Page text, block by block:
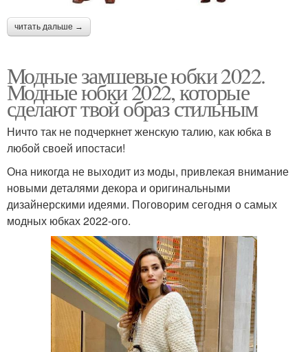
читать дальше →
Модные замшевые юбки 2022.
Модные юбки 2022, которые
сделают твой образ стильным
Ничто так не подчеркнет женскую талию, как юбка в
любой своей ипостаси!
Она никогда не выходит из моды, привлекая внимание
новыми деталями декора и оригинальными
дизайнерскими идеями. Поговорим сегодня о самых
модных юбках 2022-ого.